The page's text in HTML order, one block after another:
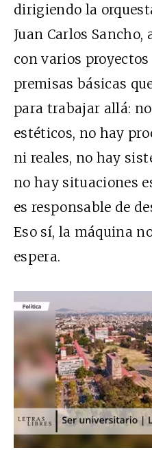
dirigiendo la
Juan Carlos
con varios
premisas básicas
para trabajar allá:
estéticos, no hay
ni reales, no hay
no hay situaciones
es responsable de
Eso sí, la máquina
espera.